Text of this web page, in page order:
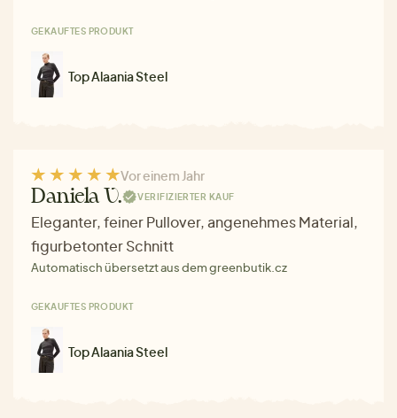
GEKAUFTES PRODUKT
Top Alaania Steel
Vor einem Jahr
Daniela V. VERIFIZIERTER KAUF
Eleganter, feiner Pullover, angenehmes Material,
figurbetonter Schnitt
Automatisch übersetzt aus dem greenbutik.cz
GEKAUFTES PRODUKT
Top Alaania Steel